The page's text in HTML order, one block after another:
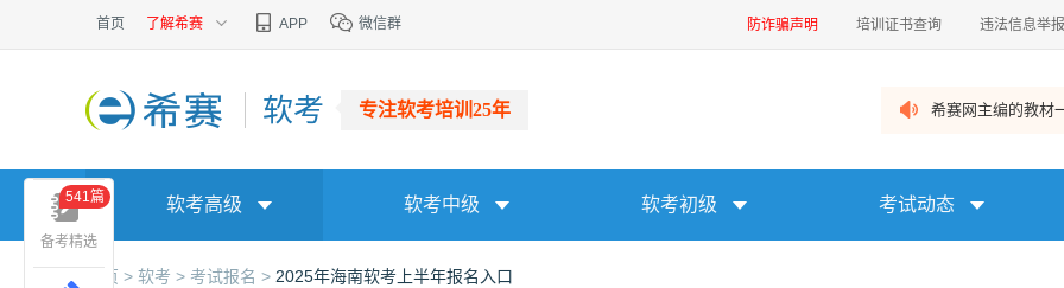
首页 了解希赛 APP 微信群 防诈骗声明 培训证书查询 违法信息举报
软考 专注软考培训25年 希赛网主编的教材
软考高级 软考中级 软考初级 考试动态
首页 > 软考 > 考试报名 > 2025年海南软考上半年报名入口
备考精选
541篇